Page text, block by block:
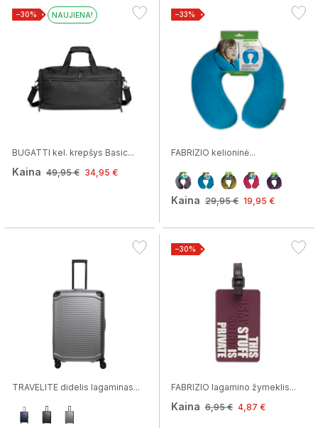
−30% NAUJIENA!
BUGATTI kel. krepšys Basic...
Kaina 49,95 € 34,95 €
−33%
FABRIZIO kelioninė...
Kaina 29,95 € 19,95 €
TRAVELITE didelis lagaminas...
−30%
FABRIZIO lagamino žymeklis...
Kaina 6,95 € 4,87 €